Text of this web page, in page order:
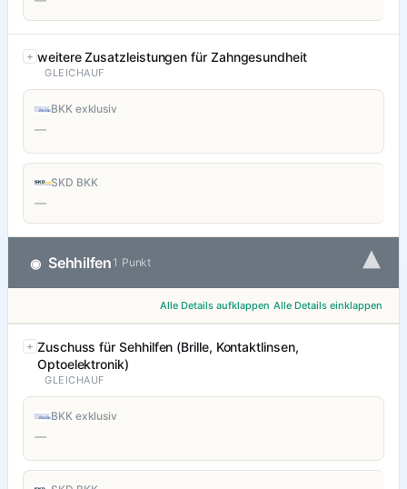
weitere Zusatzleistungen für Zahngesundheit
GLEICHAUF
BKK exklusiv
—
SKD BKK
—
◉ Sehhilfen 1 Punkt ▾
Alle Details aufklappen Alle Details einklappen
Zuschuss für Sehhilfen (Brille, Kontaktlinsen,
Optoelektronik)
GLEICHAUF
BKK exklusiv
—